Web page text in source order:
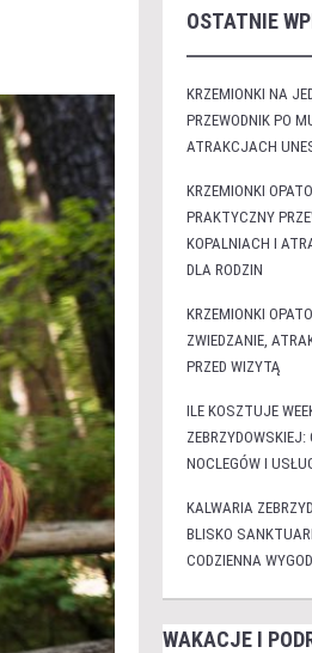
OSTATNIE
KRZEMIONKI NA
PRZEWODNIK PO
ATRAKCJACH
KRZEMIONKI
PRAKTYCZNY
KOPALNIACH I
DLA RODZIN
KRZEMIONKI
ZWIEDZANIE,
PRZED WIZYTĄ
ILE KOSZTUJE
ZEBRZYDOWSKIEJ:
NOCLEGÓW I
KALWARIA
BLISKO
CODZIENNA
WAKACJE I